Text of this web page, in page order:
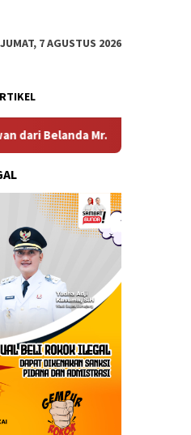
JUMAT, 7 AGUSTUS 2026
Komitmen